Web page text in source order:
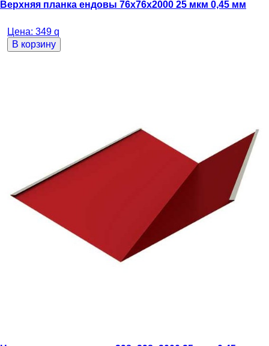
Верхняя планка ендовы 76х76х2000 25 мкм 0,45 мм
Цена: 349 q
В корзину